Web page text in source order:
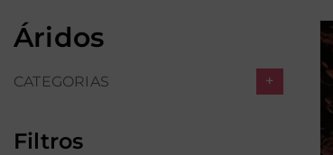
áridos
CATEGORIAS +
Filtros